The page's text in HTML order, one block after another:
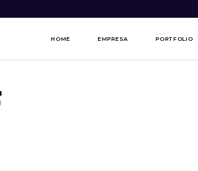
HOME EMPRESA PORTFOLIO